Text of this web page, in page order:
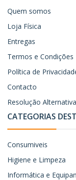
Quem somos
Loja Física
Entregas
Termos e Condições
Política de
Contacto
Resolução
CATEGORIAS
Consumiveis
Higiene e Limpeza
Informática e